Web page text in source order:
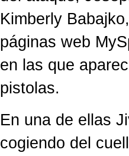
Kimberly
páginas web
en las que
pistolas.
En una de ellas
cogiendo del